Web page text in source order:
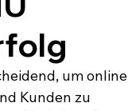
um online
Kunden zu